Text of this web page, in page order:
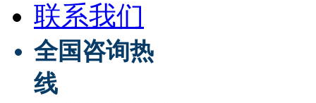
联系我们
全国咨询热
线